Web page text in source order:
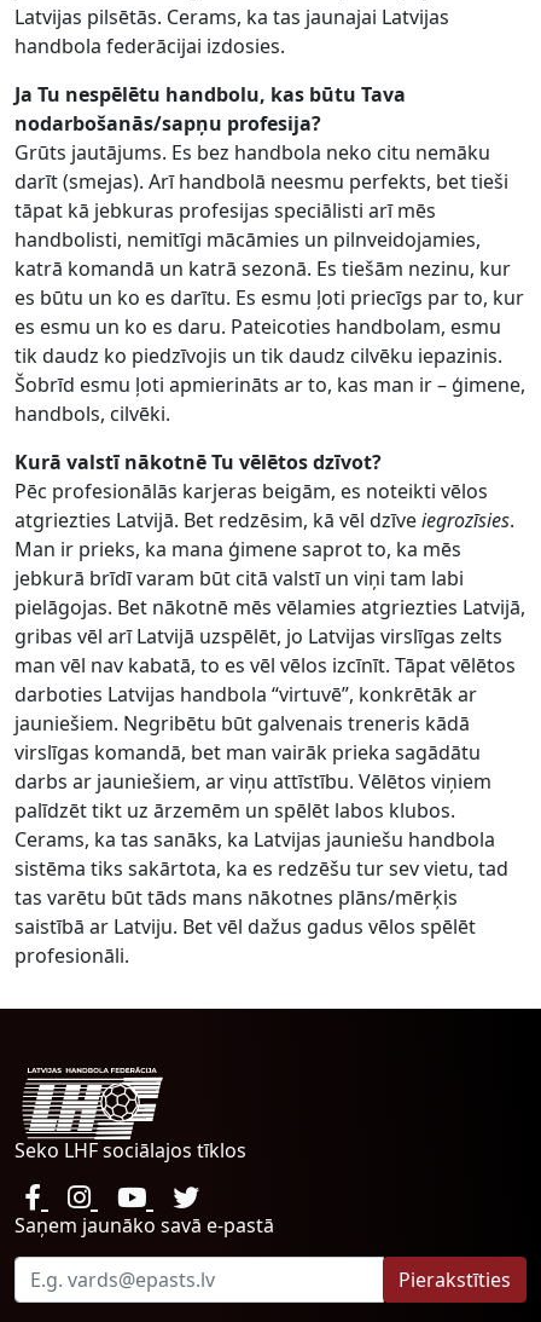
Latvijas pilsētās. Cerams, ka tas jaunajai Latvijas
handbola federācijai izdosies.
Ja Tu nespēlētu handbolu, kas būtu Tava
nodarbošanās/sapņu profesija?
Grūts jautājums. Es bez handbola neko citu nemāku
darīt (smejas). Arī handbolā neesmu perfekts, bet tieši
tāpat kā jebkuras profesijas speciālisti arī mēs
handbolisti, nemitīgi mācāmies un pilnveidojamies,
katrā komandā un katrā sezonā. Es tiešām nezinu, kur
es būtu un ko es darītu. Es esmu ļoti priecīgs par to, kur
es esmu un ko es daru. Pateicoties handbolam, esmu
tik daudz ko piedzīvojis un tik daudz cilvēku iepazinis.
Šobrīd esmu ļoti apmierināts ar to, kas man ir – ģimene,
handbols, cilvēki.
Kurā valstī nākotnē Tu vēlētos dzīvot?
Pēc profesionālās karjeras beigām, es noteikti vēlos
atgriezties Latvijā. Bet redzēsim, kā vēl dzīveiegrozīsies.
Man ir prieks, ka mana ģimene saprot to, ka mēs
jebkurā brīdī varam būt citā valstī un viņi tam labi
pielāgojas. Bet nākotnē mēs vēlamies atgriezties Latvijā,
gribas vēl arī Latvijā uzspēlēt, jo Latvijas virslīgas zelts
man vēl nav kabatā, to es vēl vēlos izcīnīt. Tāpat vēlētos
darboties Latvijas handbola “virtuvē”, konkrētāk ar
jauniešiem. Negribētu būt galvenais treneris kādā
virslīgas komandā, bet man vairāk prieka sagādātu
darbs ar jauniešiem, ar viņu attīstību. Vēlētos viņiem
palīdzēt tikt uz ārzemēm un spēlēt labos klubos.
Cerams, ka tas sanāks, ka Latvijas jauniešu handbola
sistēma tiks sakārtota, ka es redzēšu tur sev vietu, tad
tas varētu būt tāds mans nākotnes plāns/mērķis
saistībā ar Latviju. Bet vēl dažus gadus vēlos spēlēt
profesionāli.
Seko LHF sociālajos tīklos
Saņem jaunāko savā e-pastā